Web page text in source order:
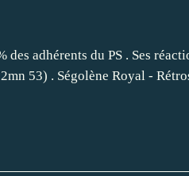
adhérents du PS . Ses
53) . Ségolène Royal -